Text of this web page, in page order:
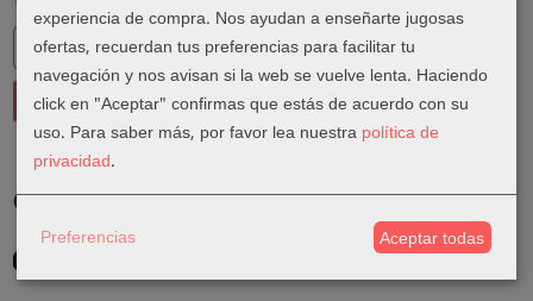
Costes de Envío
GRATIS *
Consultar Destinos
experiencia de compra. Nos ayudan a enseñarte jugosas
ofertas, recuerdan tus preferencias para facilitar tu
navegación y nos avisan si la web se vuelve lenta. Haciendo
click en "Aceptar" confirmas que estás de acuerdo con su
uso. Para saber más, por favor lea nuestra política de
privacidad.
Preferencias Aceptar todas